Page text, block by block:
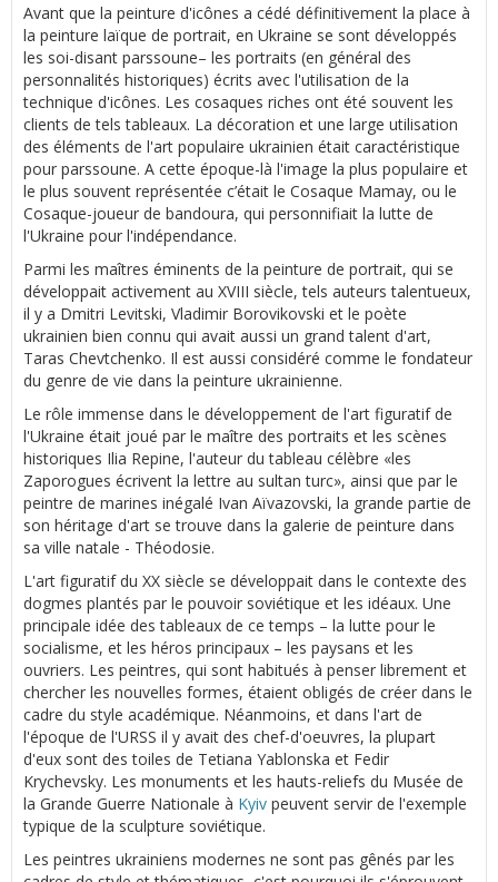
Avant que la peinture d'icônes a cédé définitivement la place à
la peinture laïque de portrait, en Ukraine se sont développés
les soi-disant parssoune– les portraits (en général des
personnalités historiques) écrits avec l'utilisation de la
technique d'icônes. Les cosaques riches ont été souvent les
clients de tels tableaux. La décoration et une large utilisation
des éléments de l'art populaire ukrainien était caractéristique
pour parssoune. A cette époque-là l'image la plus populaire et
le plus souvent représentée c’était le Cosaque Mamay, ou le
Cosaque-joueur de bandoura, qui personnifiait la lutte de
l'Ukraine pour l'indépendance.
Parmi les maîtres éminents de la peinture de portrait, qui se
développait activement au XVIII siècle, tels auteurs talentueux,
il y a Dmitri Levitski, Vladimir Borovikovski et le poète
ukrainien bien connu qui avait aussi un grand talent d'art,
Taras Chevtchenko. Il est aussi considéré comme le fondateur
du genre de vie dans la peinture ukrainienne.
Le rôle immense dans le développement de l'art figuratif de
l'Ukraine était joué par le maître des portraits et les scènes
historiques Ilia Repine, l'auteur du tableau célèbre «les
Zaporogues écrivent la lettre au sultan turc», ainsi que par le
peintre de marines inégalé Ivan Aïvazovski, la grande partie de
son héritage d'art se trouve dans la galerie de peinture dans
sa ville natale - Théodosie.
L'art figuratif du XX siècle se développait dans le contexte des
dogmes plantés par le pouvoir soviétique et les idéaux. Une
principale idée des tableaux de ce temps – la lutte pour le
socialisme, et les héros principaux – les paysans et les
ouvriers. Les peintres, qui sont habitués à penser librement et
chercher les nouvelles formes, étaient obligés de créer dans le
cadre du style académique. Néanmoins, et dans l'art de
l'époque de l'URSS il y avait des chef-d'oeuvres, la plupart
d'eux sont des toiles de Tetiana Yablonska et Fedir
Krychevsky. Les monuments et les hauts-reliefs du Musée de
la Grande Guerre Nationale à Kyiv peuvent servir de l'exemple
typique de la sculpture soviétique.
Les peintres ukrainiens modernes ne sont pas gênés par les